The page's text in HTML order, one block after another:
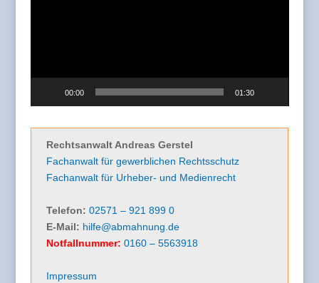
00:00 01:30
Rechtsanwalt Andreas Gerstel
Fachanwalt für gewerblichen Rechtsschutz
Fachanwalt für Urheber- und Medienrecht
Telefon: 02571 – 921 899 0
E-Mail: hilfe@abmahnung.de
Notfallnummer: 0160 – 5563918
Impressum